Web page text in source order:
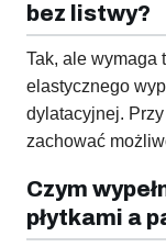
bez listwy?
Tak, ale wymaga
elastycznego
dylatacyjnej.
zachować
Czym
płytkami a